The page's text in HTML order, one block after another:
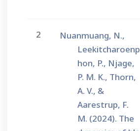
2
Nuanmuang, N.,
Leekitcharoenp
hon, P., Njage,
P. M. K., Thorn,
A. V., &
Aarestrup, F.
M. (2024). The